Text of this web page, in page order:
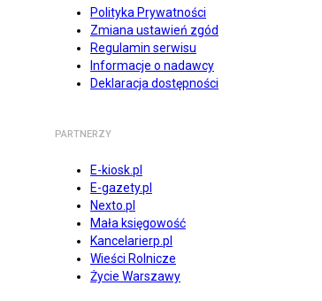
Polityka Prywatności
Zmiana ustawień zgód
Regulamin serwisu
Informacje o nadawcy
Deklaracja dostępności
PARTNERZY
E-kiosk.pl
E-gazety.pl
Nexto.pl
Mała księgowość
Kancelarierp.pl
Wieści Rolnicze
Życie Warszawy